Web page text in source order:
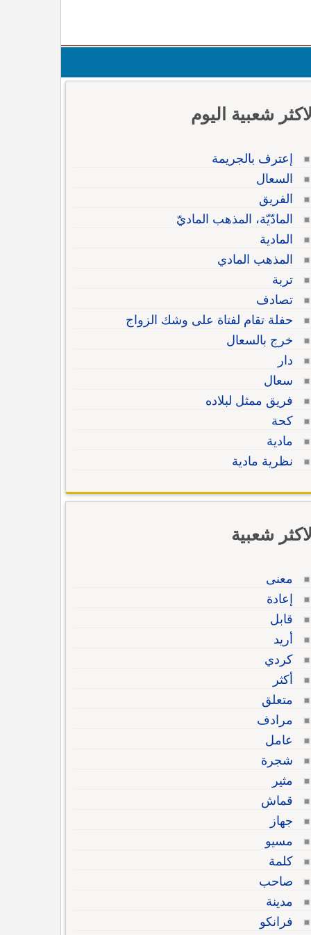
الاكثر شعبية اليوم
إعترف بالجريمة
السعال
الفريق
المادّيّة، المذهب الماديّ
المادية
المذهب المادي
تربة
تصادف
حفلة تقام لفتاة على وشك الزواج
خرج بالسعال
دار
سعال
فريق ممثل لبلاده
كحة
مادية
نظرية مادية
الاكثر شعبية
معنى
إعادة
قابل
أريد
كردي
أكثر
متعلق
مرادف
عامل
شجرة
مثير
قماش
جهاز
مسيو
كلمة
صاحب
مدينة
فرانكو